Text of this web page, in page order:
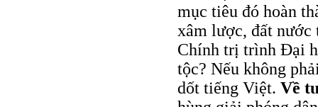
mục tiêu đó hoàn
xâm lược, đất nước
Chính trị trình Đại
tộc? Nếu không
dốt tiếng Việt. Về